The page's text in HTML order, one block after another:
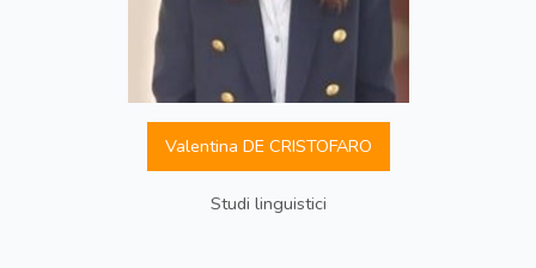
Valentina DE CRISTOFARO
Studi linguistici